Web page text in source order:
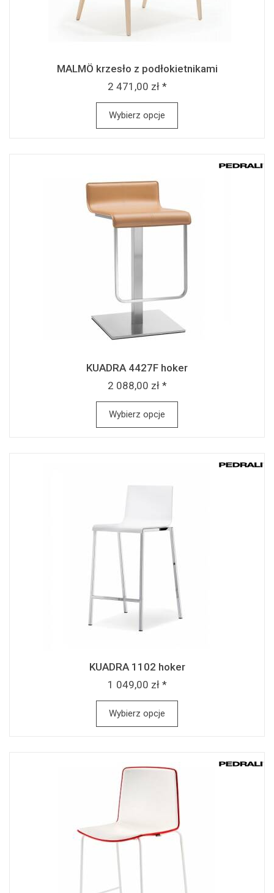
MALMÖ krzesło z podłokietnikami
2 471,00 zł *
Wybierz opcje
KUADRA 4427F hoker
2 088,00 zł *
Wybierz opcje
KUADRA 1102 hoker
1 049,00 zł *
Wybierz opcje